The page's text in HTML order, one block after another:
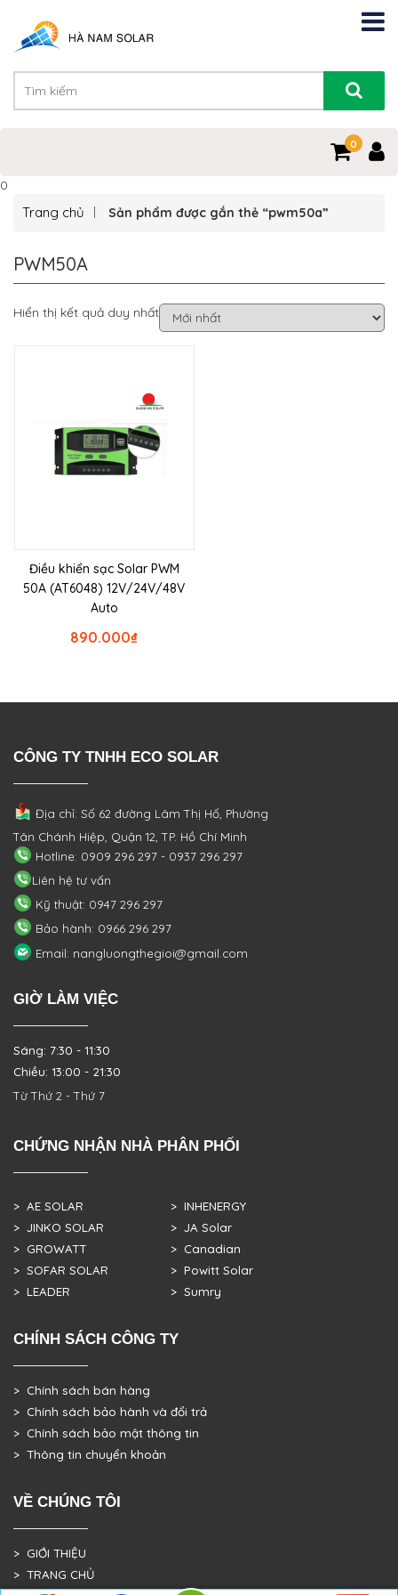
0
0
Trang chủ Sản phẩm được gắn thẻ “pwm50a”
PWM50A
Hiển thị kết quả duy nhất
Điều khiển sạc Solar PWM
50A (AT6048) 12V/24V/48V
Auto
₫
890.000
CÔNG TY TNHH ECO SOLAR
Địa chỉ: Số 62 đường Lâm Thị Hố, Phường
Tân Chánh Hiệp, Quận 12, TP. Hồ Chí Minh
Hotline: 0909 296 297 - 0937 296 297
Liên hệ tư vấn
Kỹ thuật: 0947 296 297
Bảo hành: 0966 296 297
Email: nangluongthegioi@gmail.com
GIỜ LÀM VIỆC
Sáng: 7:30 - 11:30
Chiều: 13:00 - 21:30
Từ Thứ 2 - Thứ 7
CHỨNG NHẬN NHÀ PHÂN PHỐI
> AE SOLAR
> JINKO SOLAR
> GROWATT
> SOFAR SOLAR
> LEADER
> INHENERGY
> JA Solar
> Canadian
> Powitt Solar
> Sumry
CHÍNH SÁCH CÔNG TY
> Chính sách bán hàng
> Chính sách bảo hành và đổi trả
> Chính sách bảo mật thông tin
> Thông tin chuyển khoản
VỀ CHÚNG TÔI
> GIỚI THIỆU
> TRANG CHỦ